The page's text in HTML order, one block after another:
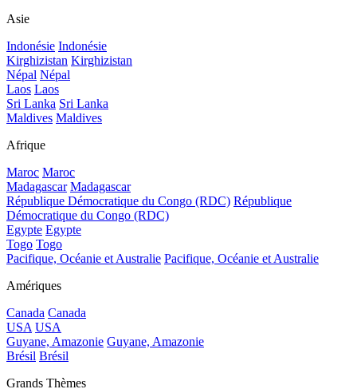
Asie
Indonésie Indonésie
Kirghizistan Kirghizistan
Népal Népal
Laos Laos
Sri Lanka Sri Lanka
Maldives Maldives
Afrique
Maroc Maroc
Madagascar Madagascar
République Démocratique du Congo (RDC) République
Démocratique du Congo (RDC)
Egypte Egypte
Togo Togo
Pacifique, Océanie et Australie Pacifique, Océanie et Australie
Amériques
Canada Canada
USA USA
Guyane, Amazonie Guyane, Amazonie
Brésil Brésil
Grands Thèmes